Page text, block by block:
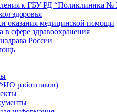
к ГБУ РД “Поликлиника №
здоровья
оказания медицинской помощи
в сфере здравоохранения
России
работников)